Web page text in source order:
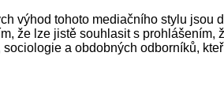
výhod tohoto mediačního stylu
že lze jistě souhlasit s
a obdobných odborníků,